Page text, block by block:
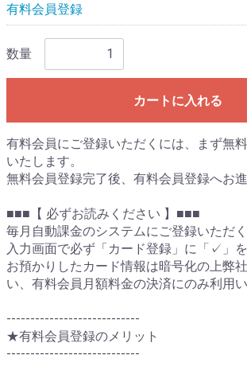
有料会員登録
数量
カートに入れる
有料会員にご登録いただくには、まず無
いたします。
無料会員登録完了後、有料会員登録へお進
■■■【 必ずお読みください 】■■■
毎月自動課金のシステムにご登録いただ
入力画面で必ず「カード登録」に「✓」を
お預かりしたカード情報は暗号化の上弊
い、有料会員月額料金の決済にのみ利用い
----------------------------
★有料会員登録のメリット
----------------------------